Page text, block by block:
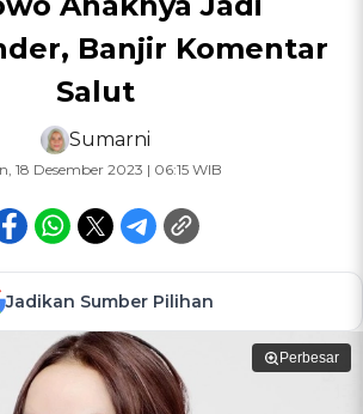
Banjir Komentar
Salut
Sumarni
18 Desember 2023 | 06:15 WIB
Jadikan Sumber Pilihan
Perbesar